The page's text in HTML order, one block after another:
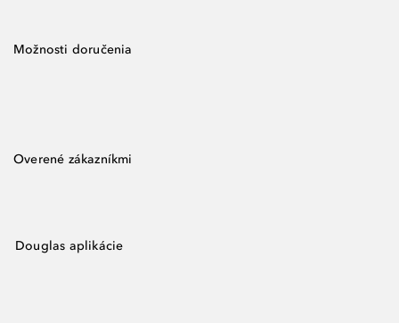
Možnosti doručenia
Overené zákazníkmi
Douglas aplikácie